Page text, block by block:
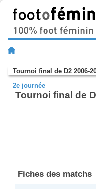
Tournoi final de D2 2006-
2e journée
Tournoi final de
Fiches des matchs